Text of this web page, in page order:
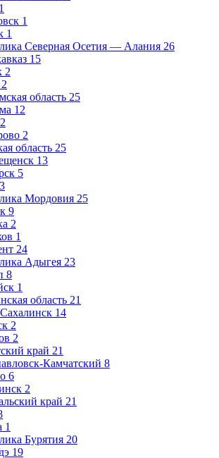
1
1
Северная Осетия — Алания 26
15
2
2
область 25
12
2
2
область 25
13
5
3
Мордовия 25
9
2
1
24
Адыгея 23
8
1
область 21
14
2
2
край 21
Камчатский 8
6
2
край 21
1
Бурятия 20
19